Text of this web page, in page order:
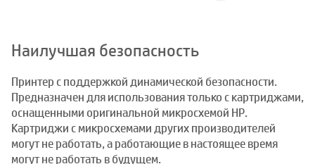
Наилучшая безопасность
Принтер с поддержкой динамической безопасности.
Предназначен для использования только с картриджами,
оснащенными оригинальной микросхемой HP.
Картриджи с микросхемами других производителей
могут не работать, а работающие в настоящее время
могут не работать в будущем.